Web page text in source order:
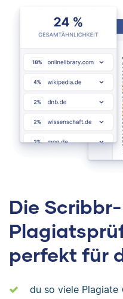
Die Scribbr-
perfekt für
du so viele